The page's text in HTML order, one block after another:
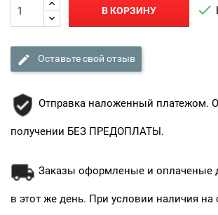
В КОРЗИНУ 
Оставьте свой отзыв
Отправка наложенный платежом.
получении БЕЗ ПРЕДОПЛАТЫ.
Заказы оформленые и оплаченые
в этот же день. При условии наличия на